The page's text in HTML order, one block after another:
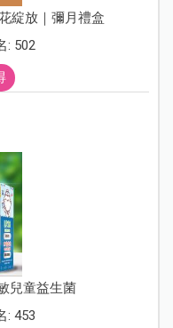
綻放｜彌月禮盒
: 502
兒童益生菌
: 453